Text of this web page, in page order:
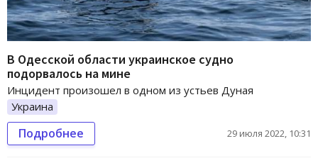
В Одесской области украинское судно
подорвалось на мине
Инцидент произошел в одном из устьев Дуная
Украина
Подробнее 29 июля 2022, 10:31